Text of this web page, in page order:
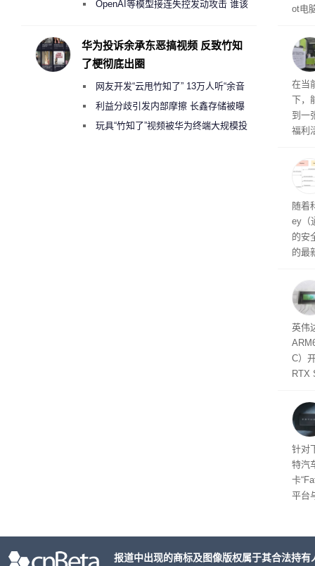
ot电
在当
下，
到一
福利
州
家
这一
（
户
随着
ey（
的安
的最
内
以利
并
在线
件是
软件
态
英伟
C）
RTX
将
的技
起
针对
特汽
卡
平台
2000美元一晚 遭讽“反乌托邦”
OpenAI等模型接连失控发动攻击 谁该
华为投诉余承东恶搞视频 反致竹知
了梗彻底出圈
网友开发“云甩竹知了” 13万人听“余音
绕梁”利益分歧引发内部摩擦 长鑫存储被曝
曾将华为驻场工程师驱逐出研发基地
玩具“竹知了”视频被华为终端大规模投
报道中出现的商标及图像版权属于其合法持